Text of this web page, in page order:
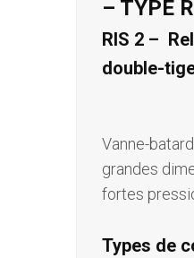
– TYPE
RIS 2 –
double-
Vanne-
grandes
fortes
Types de